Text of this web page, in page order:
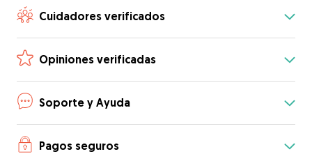
Cuidadores verificados
Opiniones verificadas
Soporte y Ayuda
Pagos seguros